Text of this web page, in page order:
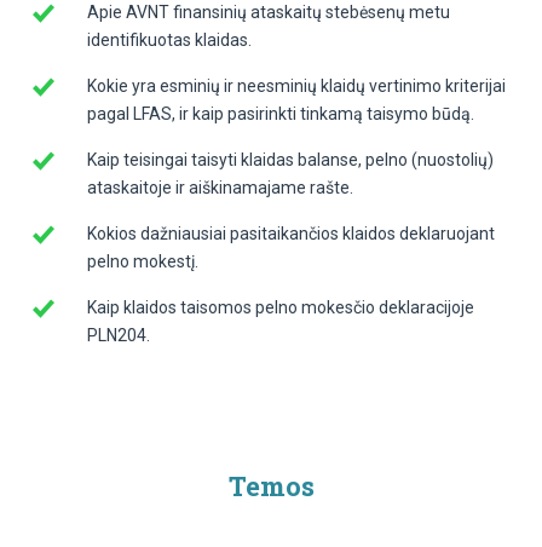
Apie AVNT finansinių ataskaitų stebėsenų metu
identifikuotas klaidas.
Kokie yra esminių ir neesminių klaidų vertinimo kriterijai
pagal LFAS, ir kaip pasirinkti tinkamą taisymo būdą.
Kaip teisingai taisyti klaidas balanse, pelno (nuostolių)
ataskaitoje ir aiškinamajame rašte.
Kokios dažniausiai pasitaikančios klaidos deklaruojant
pelno mokestį.
Kaip klaidos taisomos pelno mokesčio deklaracijoje
PLN204.
Temos